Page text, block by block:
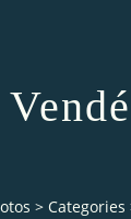
> Categories